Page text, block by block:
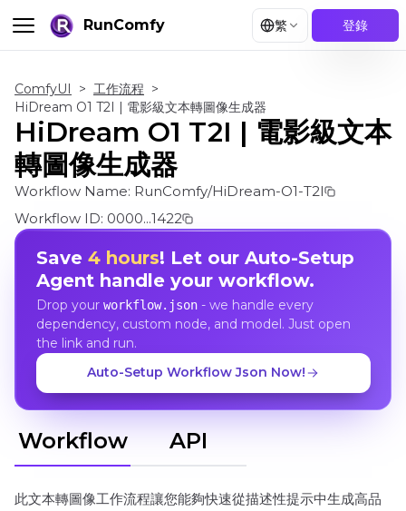
RunComfy 繁 登錄
ComfyUI > 工作流程 >
HiDream O1 T2I | 電影級文本轉圖像生成器
HiDream O1 T2I | 電影級文本
轉圖像生成器
Workflow Name: RunComfy/HiDream-O1-T2I
Workflow ID: 0000...1422
Save 4 hours! Let our Auto-Setup
Agent handle your workflow.
Drop your workflow.json- we handle every
dependency, custom node, and model. Just open
the link and run.
Auto-Setup Workflow Json Now!
Workflow API
此文本轉圖像工作流程讓您能夠快速從描述性提示中生成高品